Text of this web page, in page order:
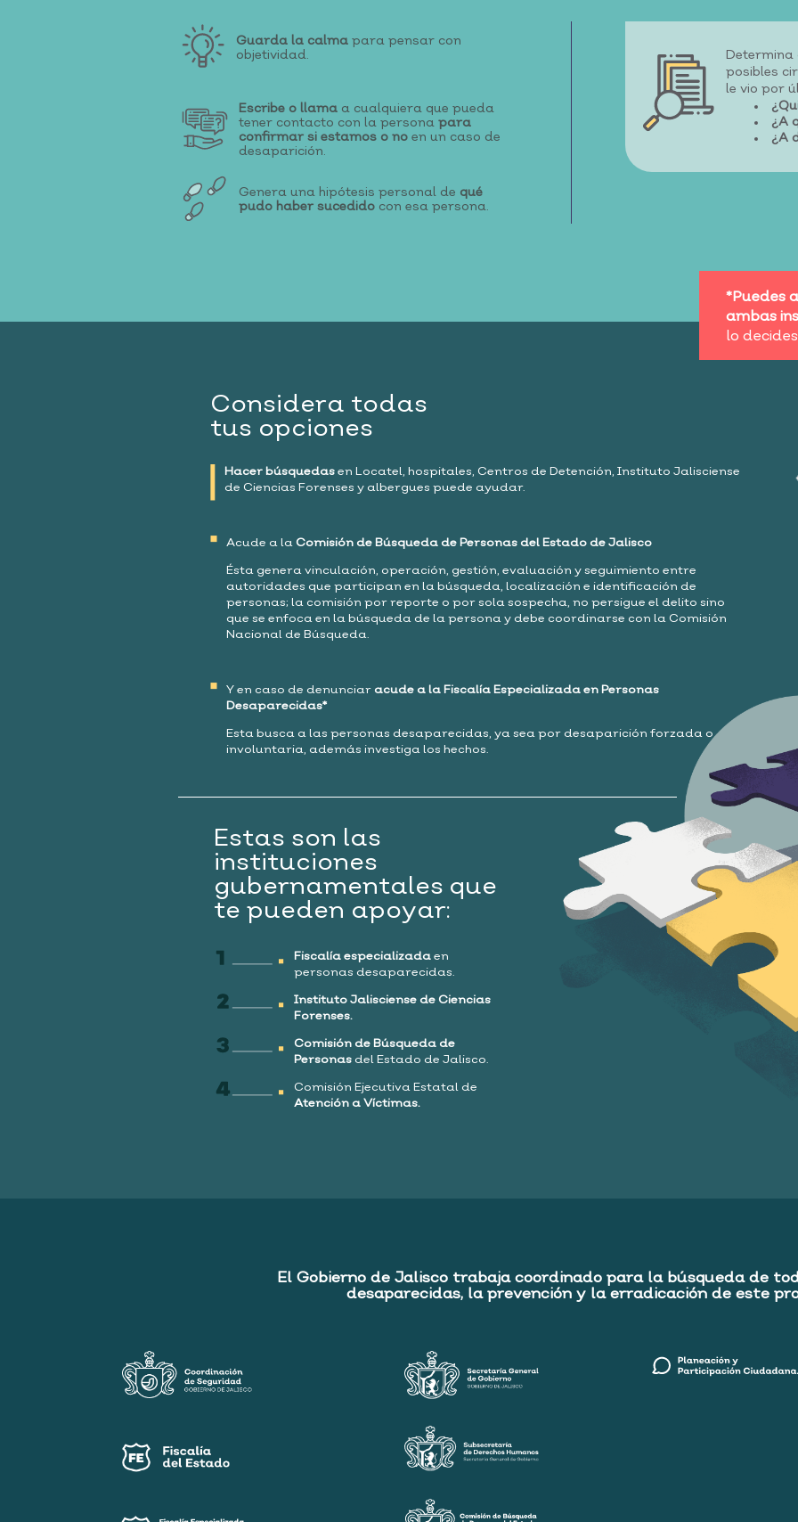
Guarda la calma para pensar con
objetividad.
Escribe o llama a cualquiera que pueda
tener contacto con la personapara
confirmar si estamos o no en un caso de
desaparición.
Genera una hipótesis personal de qué
pudo haber sucedido con esa persona.
posibles
le vio por
¿A
¿A
*Puedes
ambas
lo
Considera todas
tus opciones
Hacer búsquedas en Locatel, hospitales, Centros de Detención, Instituto Jalisciense
de Ciencias Forenses y albergues puede ayudar.
Acude a la Comisión de Búsqueda de Personas del Estado de Jalisco
Ésta genera vinculación, operación, gestión, evaluación y seguimiento entre
autoridades que participan en la búsqueda, localización e identiﬁcación de
personas; la comisión por reporte o por sola sospecha, no persigue el delito sino
que se enfoca en la búsqueda de la persona y debe coordinarse con la Comisión
Nacional de Búsqueda.
Y en caso de denunciar acude a la Fiscalía Especializada en Personas
Desaparecidas*
Esta busca a las personas desaparecidas, ya sea por desaparición forzada o
involuntaria, además investiga los hechos.
Estas son las
instituciones
gubernamentales que
te pueden apoyar:
Fiscalía especializada en
personas desaparecidas.
Instituto Jalisciense de Ciencias
Forenses.
Comisión de Búsqueda de
Personas del Estado de Jalisco.
Comisión Ejecutiva Estatal de
Atención a Víctimas.
El Gobierno de Jalisco trabaja coordinado para la búsqueda de
desaparecidas, la prevención y la erradicación de este